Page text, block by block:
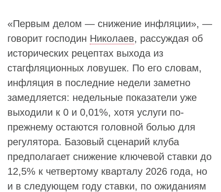
«Первым делом — снижение инфляции», —
говорит господин Николаев, рассуждая об
исторических рецептах выхода из
стагфляционных ловушек. По его словам,
инфляция в последние недели заметно
замедляется: недельные показатели уже
выходили к 0 и 0,01%, хотя услуги по-
прежнему остаются головной болью для
регулятора. Базовый сценарий клуба
предполагает снижение ключевой ставки до
12,5% к четвертому кварталу 2026 года, но
и в следующем году ставки, по ожиданиям